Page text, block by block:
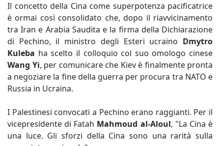
Il concetto della Cina come superpotenza pacificatrice
è ormai così consolidato che, dopo il riavvicinamento
tra Iran e Arabia Saudita e la firma della Dichiarazione
di Pechino, il ministro degli Esteri ucraino Dmytro
Kuleba ha scelto il colloquio col suo omologo cinese
Wang Yi, per comunicare che Kiev è finalmente pronta
a negoziare la fine della guerra per procura tra NATO e
Russia in Ucraina.
I Palestinesi convocati a Pechino erano raggianti. Per il
vicepresidente di Fatah Mahmoud al-Aloul, "La Cina è
una luce. Gli sforzi della Cina sono una rarità sulla